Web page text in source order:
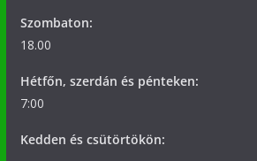
Szombaton:
18.00
Hétfőn, szerdán és pénteken:
7:00
Kedden és csütörtökön: